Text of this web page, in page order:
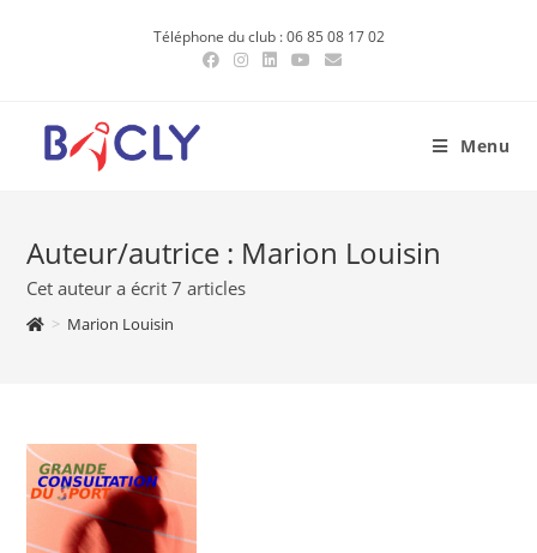
Téléphone du club : 06 85 08 17 02
Menu
Auteur/autrice : Marion Louisin
Cet auteur a écrit 7 articles
> Marion Louisin